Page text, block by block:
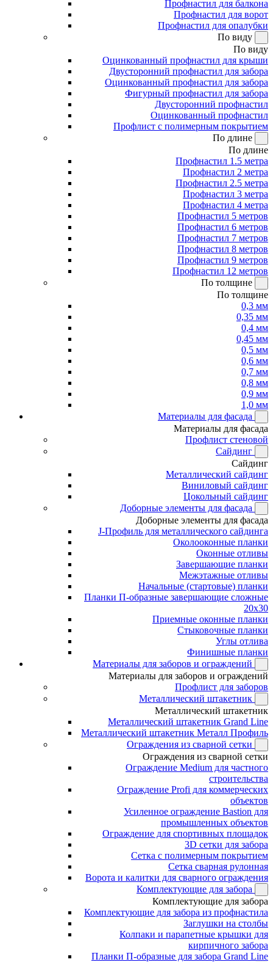
Профнастил для балкона
Профнастил для ворот
Профнастил для опалубки
По виду
По виду
Оцинкованный профнастил для крыши
Двусторонний профнастил для забора
Оцинкованный профнастил для забора
Фигурный профнастил для забора
Двусторонний профнастил
Оцинкованный профнастил
Профлист с полимерным покрытием
По длине
По длине
Профнастил 1.5 метра
Профнастил 2 метра
Профнастил 2.5 метра
Профнастил 3 метра
Профнастил 4 метра
Профнастил 5 метров
Профнастил 6 метров
Профнастил 7 метров
Профнастил 8 метров
Профнастил 9 метров
Профнастил 12 метров
По толщине
По толщине
0,3 мм
0,35 мм
0,4 мм
0,45 мм
0,5 мм
0,6 мм
0,7 мм
0,8 мм
0,9 мм
1,0 мм
Материалы для фасада
Материалы для фасада
Профлист стеновой
Сайдинг
Сайдинг
Металлический сайдинг
Виниловый сайдинг
Цокольный сайдинг
Доборные элементы для фасада
Доборные элементы для фасада
J-Профиль для металлического сайдинга
Околооконные планки
Оконные отливы
Завершающие планки
Межэтажные отливы
Начальные (стартовые) планки
Планки П-образные завершающие сложные
20x30
Приемные оконные планки
Стыковочные планки
Углы отлива
Финишные планки
Материалы для заборов и ограждений
Материалы для заборов и ограждений
Профлист для заборов
Металлический штакетник
Металлический штакетник
Металлический штакетник Grand Line
Металлический штакетник Металл Профиль
Ограждения из сварной сетки
Ограждения из сварной сетки
Ограждение Medium для частного
строительства
Ограждение Profi для коммерческих
объектов
Усиленное ограждение Bastion для
промышленных объектов
Ограждение для спортивных площадок
3D сетки для забора
Сетка с полимерным покрытием
Сетка сварная рулонная
Ворота и калитки для сварного ограждения
Комплектующие для забора
Комплектующие для забора
Комплектующие для забора из профнастила
Заглушки на столбы
Колпаки и парапетные крышки для
кирпичного забора
Планки П-образные для забора Grand Line